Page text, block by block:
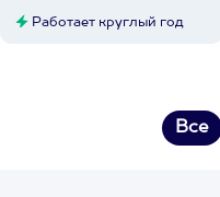
Работает круглый год
Все